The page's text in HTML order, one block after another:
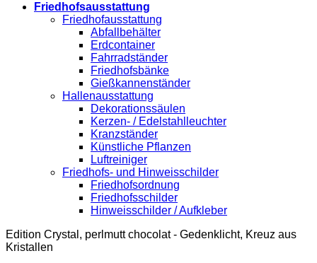
Friedhofsausstattung
Friedhofausstattung
Abfallbehälter
Erdcontainer
Fahrradständer
Friedhofsbänke
Gießkannenständer
Hallenausstattung
Dekorationssäulen
Kerzen- / Edelstahlleuchter
Kranzständer
Künstliche Pflanzen
Luftreiniger
Friedhofs- und Hinweisschilder
Friedhofsordnung
Friedhofsschilder
Hinweisschilder / Aufkleber
Edition Crystal, perlmutt chocolat - Gedenklicht, Kreuz aus
Kristallen